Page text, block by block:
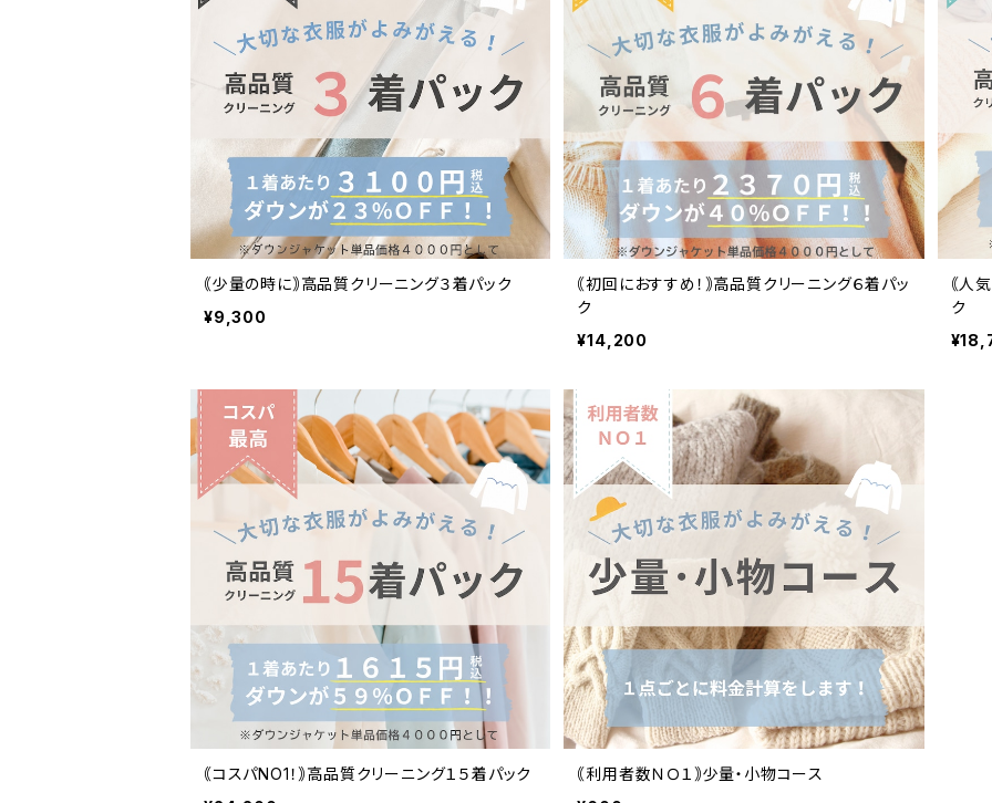
｟少量の時に｠高品質クリーニング３着パック
¥9,300
｟初回におすすめ！｠高品質クリーニング６着パッ
ク
¥14,200
｟人
ク
｟コスパNO1！｠高品質クリーニング１５着パック
｟利用者数ＮＯ１｠少量・小物コース